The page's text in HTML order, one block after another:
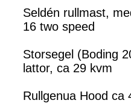
Seldén rullmast,
16 two speed
Storsegel (Boding
lattor, ca 29 kvm
Rullgenua Hood ca